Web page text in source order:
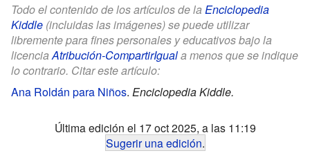
Todo el contenido de los artículos de la Enciclopedia
Kiddle (incluidas las imágenes) se puede utilizar
libremente para fines personales y educativos bajo la
licenciaAtribución-CompartirIguala menos que se indique
lo contrario. Citar este artículo:
Ana Roldán para Niños. Enciclopedia Kiddle.
Última edición el 17 oct 2025, a las 11:19
Sugerir una edición.